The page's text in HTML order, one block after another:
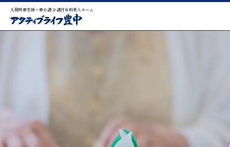
入居時要支援・要介護 介護付有料老人ホーム